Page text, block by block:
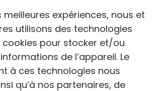
meilleures expériences, nous et
utilisons des technologies
cookies pour stocker et/ou
de l’appareil. Le
à ces technologies nous
qu’à nos partenaires, de
animaux à Port-Saint-Louis-du-
animaux aux Pennes-Mirabeau